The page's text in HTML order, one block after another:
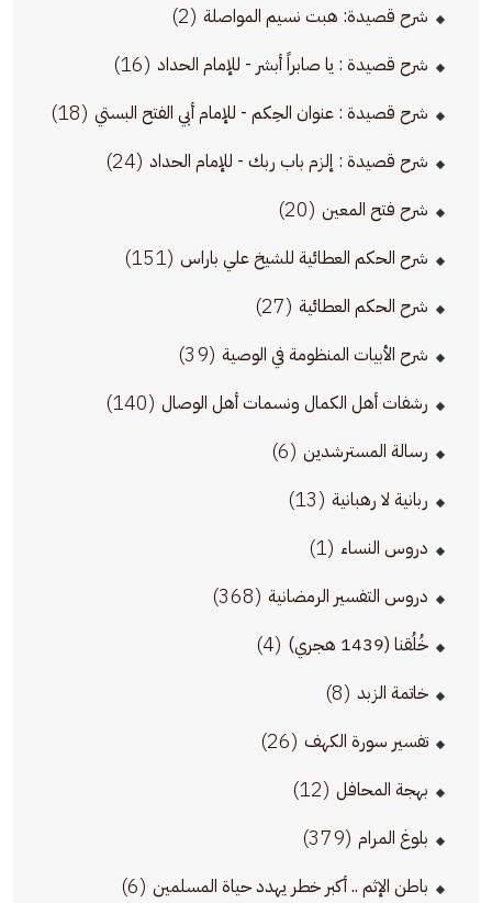
شرح قصيدة: هبت نسيم المواصلة (2)
شرح قصيدة : يا صابراً أبشر - للإمام الحداد (16)
شرح قصيدة : عنوان الحِكم - للإمام أبي الفتح البستي (18)
شرح قصيدة : إلزم باب ربك - للإمام الحداد (24)
شرح فتح المعين (20)
شرح الحكم العطائية للشيخ علي باراس (151)
شرح الحكم العطائية (27)
شرح الأبيات المنظومة في الوصية (39)
رشفات أهل الكمال ونسمات أهل الوصال (140)
رسالة المسترشدين (6)
ربانية لا رهبانية (13)
دروس النساء (1)
دروس التفسير الرمضانية (368)
خُلُقنا (1439 هجري) (4)
خاتمة الزبد (8)
تفسير سورة الكهف (26)
بهجة المحافل (12)
بلوغ المرام (379)
باطن الإثم .. أكبر خطر يهدد حياة المسلمين (6)